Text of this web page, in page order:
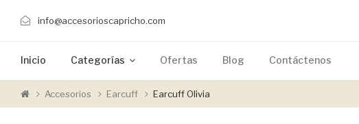
info@accesorioscapricho.com
Inicio Categorías Ofertas Blog Contáctenos
Accesorios Earcuff Earcuff Olivia